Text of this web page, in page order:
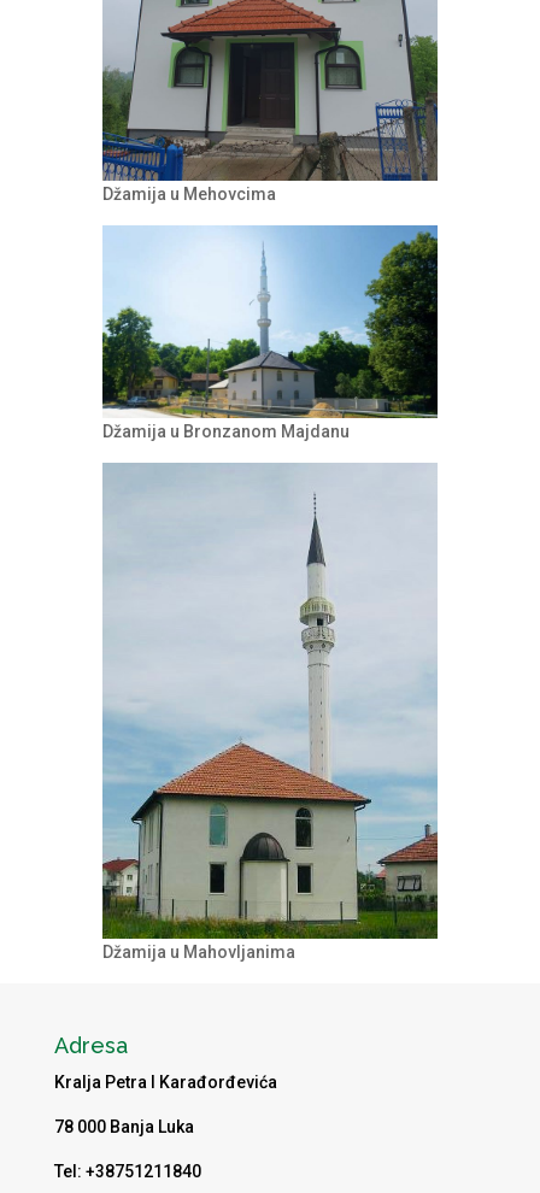
Džamija u Mehovcima
Džamija u Bronzanom Majdanu
Džamija u Mahovljanima
Adresa
Kralja Petra I Karađorđevića
78 000 Banja Luka
Tel: +38751211840